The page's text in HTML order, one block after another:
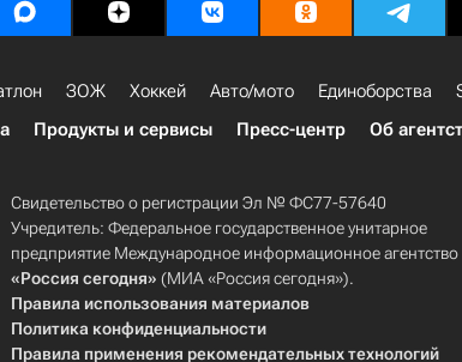
ЗОЖ Хоккей Авто/мото Единоборства
Продукты и сервисы Пресс-центр Об
Свидетельство о регистрации Эл № ФС77-57640
Учредитель: Федеральное государственное унитарное
предприятие Международное информационное агентство
«Россия сегодня» (МИА «Россия сегодня»).
Правила использования материалов
Политика конфиденциальности
Правила применения рекомендательных технологий